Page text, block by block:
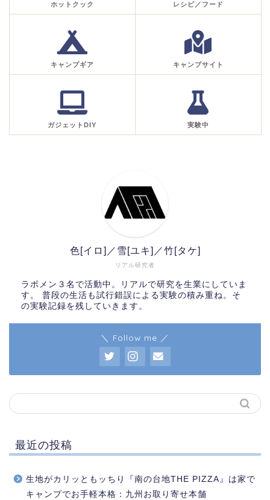
ホットクック レシピ／フード
キャンプギア キャンプサイト
ガジェットDIY 実験中
リアル研究者
色[イロ]／雪[ユキ]／竹[タケ]
ラボメン３名で活動中。リアルで研究を生業にしていま
す。 普段の生活も試行錯誤による実験の積み重ね。そ
の実験記録を残していきます。
＼ Follow me ／
最近の投稿
生地がカリッともッちり『南の台地THE PIZZA』は家で
キャンプでお手軽本格：九州お取り寄せ本舗